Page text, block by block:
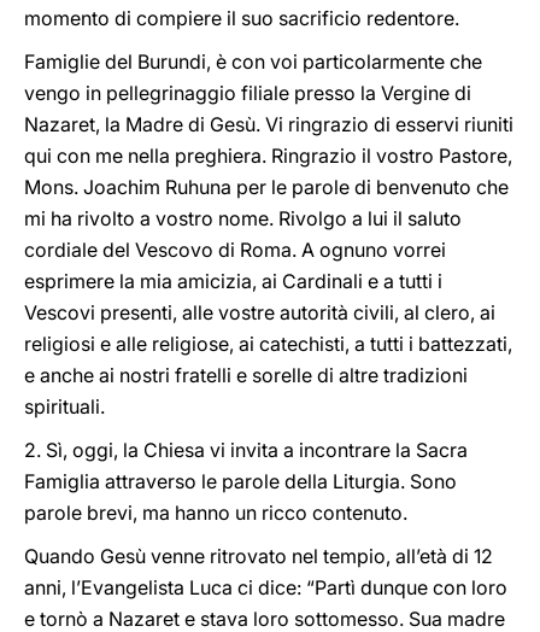
momento di compiere il suo sacrificio redentore.
Famiglie del Burundi, è con voi particolarmente che
vengo in pellegrinaggio filiale presso la Vergine di
Nazaret, la Madre di Gesù. Vi ringrazio di esservi riuniti
qui con me nella preghiera. Ringrazio il vostro Pastore,
Mons. Joachim Ruhuna per le parole di benvenuto che
mi ha rivolto a vostro nome. Rivolgo a lui il saluto
cordiale del Vescovo di Roma. A ognuno vorrei
esprimere la mia amicizia, ai Cardinali e a tutti i
Vescovi presenti, alle vostre autorità civili, al clero, ai
religiosi e alle religiose, ai catechisti, a tutti i battezzati,
e anche ai nostri fratelli e sorelle di altre tradizioni
spirituali.
2. Sì, oggi, la Chiesa vi invita a incontrare la Sacra
Famiglia attraverso le parole della Liturgia. Sono
parole brevi, ma hanno un ricco contenuto.
Quando Gesù venne ritrovato nel tempio, all’età di 12
anni, l’Evangelista Luca ci dice: “Partì dunque con loro
e tornò a Nazaret e stava loro sottomesso. Sua madre